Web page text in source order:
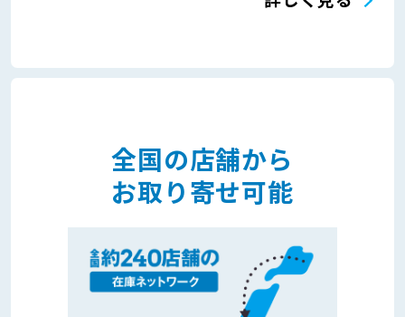
全国の店舗から
お取り寄せ可能